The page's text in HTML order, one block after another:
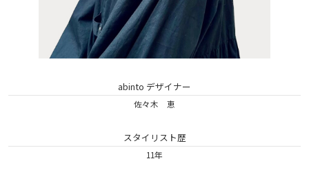
abinto デザイナー
佐々木 恵
スタイリスト歴
11年